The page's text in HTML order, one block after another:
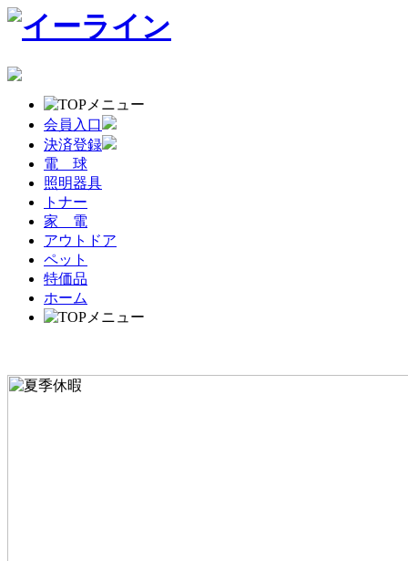
会員入口
決済登録
電 球
照明器具
トナー
家 電
アウトドア
ペット
特価品
ホーム